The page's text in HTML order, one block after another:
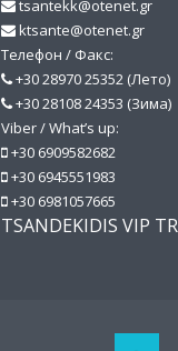
tsantekk@otenet.gr
ktsante@otenet.gr
Телефон / Факс:
+30 28970 25352 (Лето)
+30 28108 24353 (Зима)
Viber / What’s up:
+30 6909582682
+30 6945551983
+30 6981057665
TSANDEKIDIS VIP